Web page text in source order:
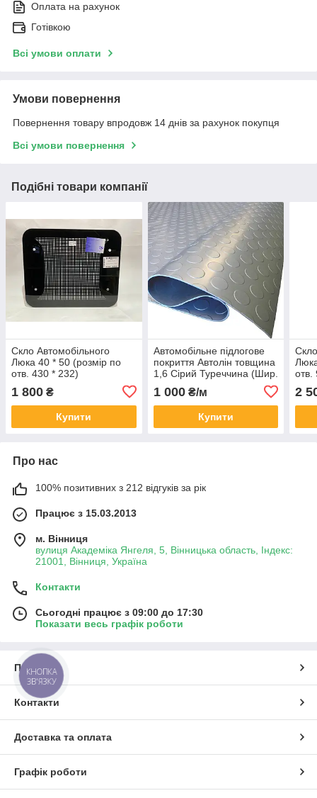
Оплата на рахунок
Готівкою
Всі умови оплати
Умови повернення
Повернення товару впродовж 14 днів за рахунок покупця
Всі умови повернення
Подібні товари компанії
Скло Автомобільного
Люка 40 * 50 (розмір по
отв. 430 * 232)
1 800 ₴
Купити
Автомобільне підлогове
покриття Автолін товщина
1,6 Сірий Туреччина (Шир.
1 000₴/м
Купити
отв.
2
Про нас
100% позитивних з 212 відгуків за рік
Працює з 15.03.2013
м. Вінниця
вулиця Академіка Янгеля, 5, Вінницька область, Індекс:
21001, Вінниця, Україна
Контакти
Сьогодні працює з 09:00 до 17:30
Показати весь графік роботи
Про нас
Контакти
Доставка та оплата
Графік роботи
КНОПКА
ЗВ'ЯЗКУ